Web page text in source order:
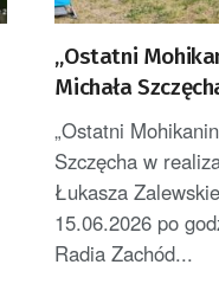
„Ostatni
Michała
„Ostatni
Szczęcha w
Łukasza
15.06.2026 po
Radia Zachód...